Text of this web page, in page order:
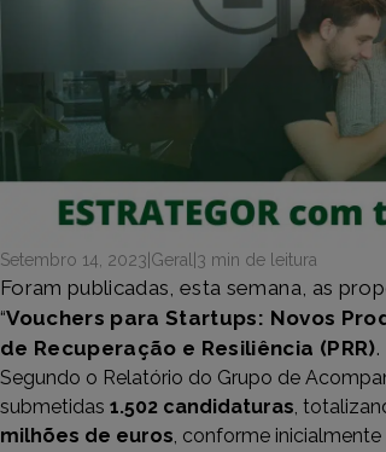
Setembro 14, 2023 Geral 3 min de leitura
Foram publicadas, esta semana, as
“Vouchers para Startups: Novos
de Recuperação e Resiliência (PRR).
Segundo o Relatório do Grupo de
submetidas 1.502 candidaturas,
milhões de euros, conforme